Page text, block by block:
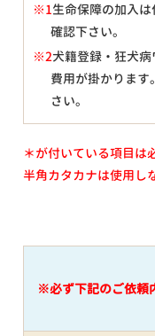
※1生命保障の加入
確認下さい。
※2犬籍登録・狂犬
費用が掛かります
さい。
＊が付いている項目は
半角カタカナは使用し
※必ず下記のご依頼